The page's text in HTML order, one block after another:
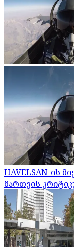
HAVELSAN-ის
მართვის